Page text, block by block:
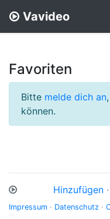
Vavideo
Favoriten
Bitte melde dich an
können.
Hinzufügen ·
Impressum · Datenschutz ·